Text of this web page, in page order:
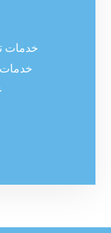
خدمات
خدمات